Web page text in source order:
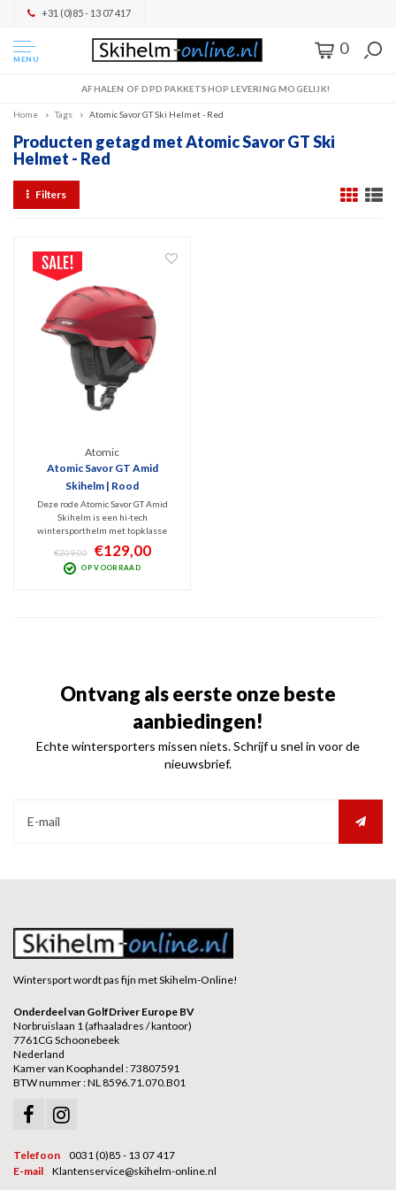
+31 (0)85 - 13 07 417
MENU
0
AFHALEN OF DPD PAKKETSHOP LEVERING MOGELIJK!
Home Tags Atomic Savor GT Ski Helmet - Red
Producten getagd met Atomic Savor GT Ski
Helmet - Red
Filters
Atomic
Atomic Savor GT Amid
Skihelm | Rood
Deze rode Atomic Savor GT Amid
Skihelm is een hi-tech
wintersporthelm met topklasse
veiligheidstechnologieën als AMID
en Holo Core. Stevige Tri-Brid
constructie waarbij het 360° Live Fit
€209,00 €129,00
OP VOORRAAD
Ontvang als eerste onze beste
aanbiedingen!
Echte wintersporters missen niets. Schrijf u snel in voor de
nieuwsbrief.
Wintersport wordt pas fijn met Skihelm-Online!
Onderdeel van GolfDriver Europe BV
Norbruislaan 1 (afhaaladres / kantoor)
7761CG Schoonebeek
Nederland
Kamer van Koophandel : 73807591
BTW nummer : NL 8596.71.070.B01
Telefoon
0031 (0)85 - 13 07 417
E-mail
Klantenservice@skihelm-online.nl